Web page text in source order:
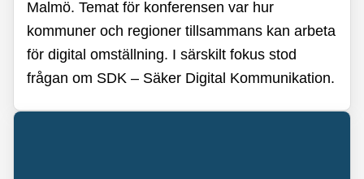
Malmö. Temat för konferensen var hur
kommuner och regioner tillsammans kan arbeta
för digital omställning. I särskilt fokus stod
frågan om SDK – Säker Digital Kommunikation.